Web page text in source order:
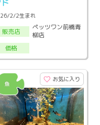
2/2生まれ
販売店
ペッツワン前橋青
柳店
価格
お気に入り